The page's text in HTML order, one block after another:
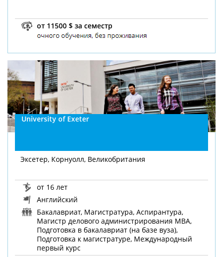
от 11500 $ за семестр
University of Exeter
Эксетер, Корнуолл, Великобритания
от 16 лет
Английский
Бакалавриат, Магистратура, Аспирантура,
Магистр делового администрирования MBA,
Подготовка в бакалавриат (на базе вуза),
Подготовка к магистратуре, Международный
первый курс